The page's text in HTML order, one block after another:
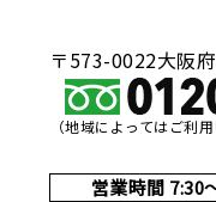
〒573-0022大阪
（地域によってはご利
営業時間